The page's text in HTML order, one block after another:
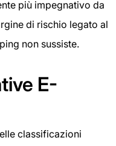
più impegnativo da
di rischio legato al
non sussiste.
E-
classificazioni